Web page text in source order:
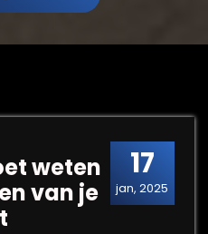
17
jan, 2025
weten
van je